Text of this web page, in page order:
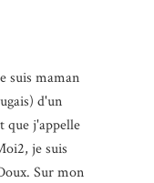
suis maman
d'un
que j'appelle
je suis
Sur mon